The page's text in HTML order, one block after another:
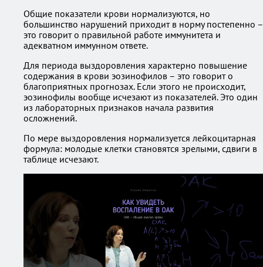
Общие показатели крови нормализуются, но
большинство нарушений приходит в норму постепенно –
это говорит о правильной работе иммунитета и
адекватном иммунном ответе.
Для периода выздоровления характерно повышение
содержания в крови эозинофилов – это говорит о
благоприятных прогнозах. Если этого не происходит,
эозинофилы вообще исчезают из показателей. Это один
из лабораторных признаков начала развития
осложнений.
По мере выздоровления нормализуется лейкоцитарная
формула: молодые клетки становятся зрелыми, сдвиги в
таблице исчезают.